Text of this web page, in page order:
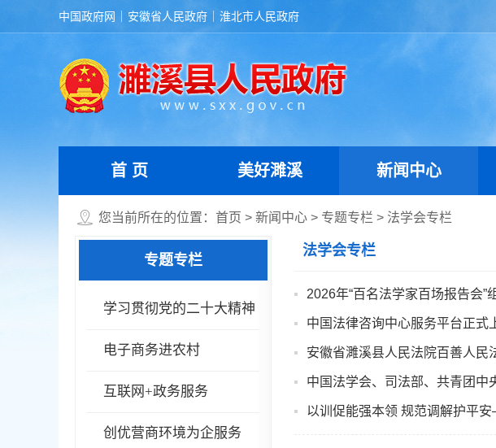
中国政府网 安徽省人民政府 淮北市人民政府
首 页 美好濉溪 新闻中心
您当前所在的位置： 首页 > 新闻中心 > 专题专栏 > 法学会专栏
专题专栏
学习贯彻党的二十大精神
电子商务进农村
互联网+政务服务
创优营商环境为企服务
法学会专栏
2026年“百名法学家百场报告会
中国法律咨询中心服务平台正式
安徽省濉溪县人民法院百善人民
中国法学会、司法部、共青团中
以训促能强本领 规范调解护平